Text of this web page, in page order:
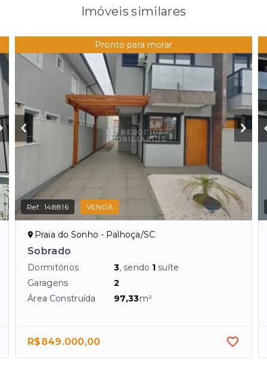
Imóveis similares
Pronto para morar
Ref.:148816 VENDA
Praia do Sonho - Palhoça/SC
Sobrado
Dormitórios 3, sendo 1 suíte
Garagens
2
Área Construída
97,33m²
R$849.000,00